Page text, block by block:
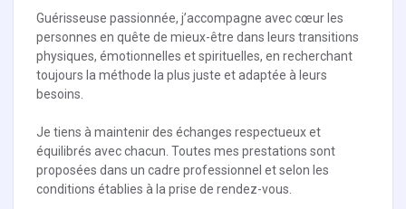
Guérisseuse passionnée, j’accompagne avec cœur les
personnes en quête de mieux-être dans leurs transitions
physiques, émotionnelles et spirituelles, en recherchant
toujours la méthode la plus juste et adaptée à leurs
besoins.
Je tiens à maintenir des échanges respectueux et
équilibrés avec chacun. Toutes mes prestations sont
proposées dans un cadre professionnel et selon les
conditions établies à la prise de rendez-vous.